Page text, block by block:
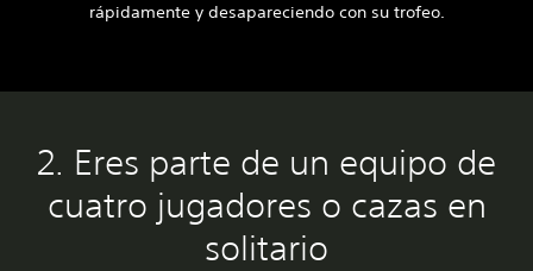
rápidamente y desapareciendo con su trofeo.
2. Eres parte de un equipo de
cuatro jugadores o cazas en
solitario